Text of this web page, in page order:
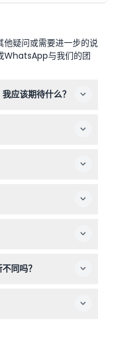
他疑问或需要进一步的说
WhatsApp与我们的团
应该期待什么？
和宫殿的壮丽景色。
时请确保包括所有乘
便的预订流程中锁定
船，请根据天气情况
同吗？
预订时确认）。夜晚